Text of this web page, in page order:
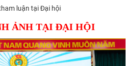
luận tại Đại hội
ẢNH TẠI ĐẠI HỘI